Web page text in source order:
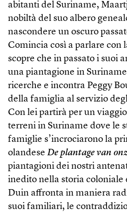
abitanti del Suriname,
nobiltà del suo albero
nascondere un oscuro
Comincia così a parlare con
scopre che in passato i suoi
una piantagione in
ricerche e incontra Peggy
della famiglia al servizio
Con lei partirà per un
terreni in Suriname dove le
famiglie s’incrociarono la
olandese De plantage van
piantagioni dei nostri
inedito nella storia coloniale
Duin affronta in maniera
suoi familiari, le